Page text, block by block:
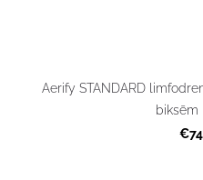
Aerify STANDARD
biksēm